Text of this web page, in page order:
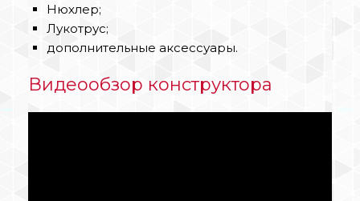
Нюхлер;
Лукотрус;
дополнительные аксессуары.
Видеообзор конструктора